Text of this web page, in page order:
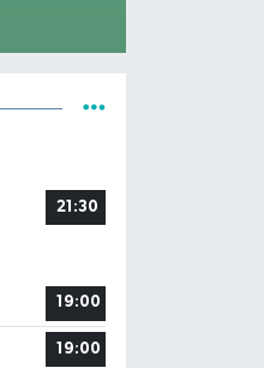
21:30
19:00
19:00